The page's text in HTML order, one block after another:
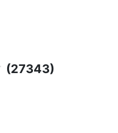
(27343)